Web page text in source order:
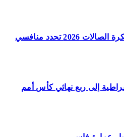
قرعة تصفيات كأس إفريقيا لكرة الصالات 2026 تحدد منافسي
إلى ربع نهائي كأس أمم